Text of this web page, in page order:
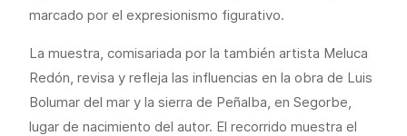
marcado por el expresionismo figurativo.
La muestra, comisariada por la también artista Meluca
Redón, revisa y refleja las influencias en la obra de Luis
Bolumar del mar y la sierra de Peñalba, en Segorbe,
lugar de nacimiento del autor. El recorrido muestra el